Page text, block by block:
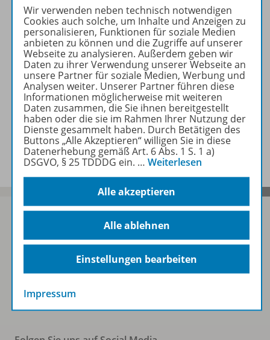
Produktinformationen
Zugehörige Produkte
Benachrichtigungs-Service
Sofort profitieren
Wir verwenden neben technisch notwendigen
Cookies auch solche, um Inhalte und Anzeigen zu
personalisieren, Funktionen für soziale Medien
anbieten zu können und die Zugriffe auf unserer
Webseite zu analysieren. Außerdem geben wir
Daten zu ihrer Verwendung unserer Webseite an
unsere Partner für soziale Medien, Werbung und
Analysen weiter. Unserer Partner führen diese
Informationen möglicherweise mit weiteren
Daten zusammen, die Sie ihnen bereitgestellt
haben oder die sie im Rahmen Ihrer Nutzung der
Dienste gesammelt haben. Durch Betätigen des
Buttons „Alle Akzeptieren“ willigen Sie in diese
Datenerhebung gemäß Art. 6 Abs. 1 S. 1 a)
DSGVO, § 25 TDDDG ein. … Weiterlesen
Alle akzeptieren
Alle ablehnen
Einstellungen bearbeiten
Impressum